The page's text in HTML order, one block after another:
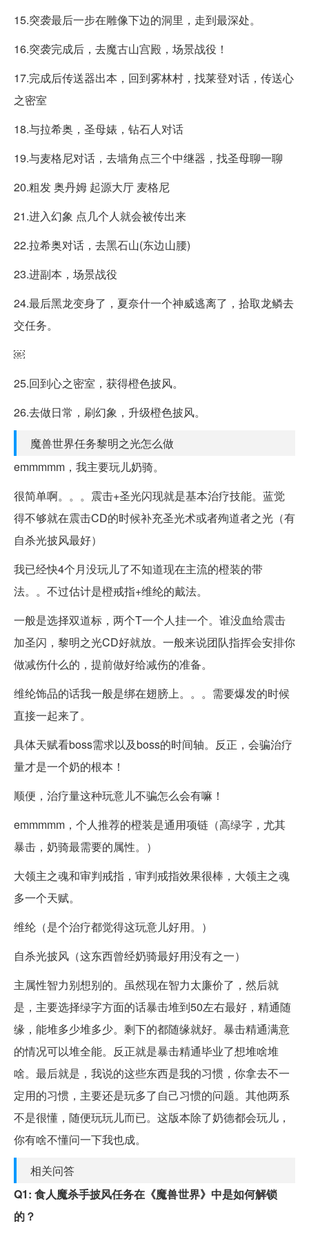
15.突袭最后一步在雕像下边的洞里，走到最深处。
16.突袭完成后，去魔古山宫殿，场景战役！
17.完成后传送器出本，回到雾林村，找莱登对话，传送心
之密室
18.与拉希奥，圣母婊，钻石人对话
19.与麦格尼对话，去墙角点三个中继器，找圣母聊一聊
20.粗发 奥丹姆 起源大厅 麦格尼
21.进入幻象 点几个人就会被传出来
22.拉希奥对话，去黑石山(东边山腰)
23.进副本，场景战役
24.最后黑龙变身了，夏奈什一个神威逃离了，拾取龙鳞去
交任务。
￼
25.回到心之密室，获得橙色披风。
26.去做日常，刷幻象，升级橙色披风。
魔兽世界任务黎明之光怎么做
emmmmm，我主要玩儿奶骑。
很简单啊。。。震击+圣光闪现就是基本治疗技能。蓝觉
得不够就在震击CD的时候补充圣光术或者殉道者之光（有
自杀光披风最好）
我已经快4个月没玩儿了不知道现在主流的橙装的带
法。。不过估计是橙戒指+维纶的戴法。
一般是选择双道标，两个T一个人挂一个。谁没血给震击
加圣闪，黎明之光CD好就放。一般来说团队指挥会安排你
做减伤什么的，提前做好给减伤的准备。
维纶饰品的话我一般是绑在翅膀上。。。需要爆发的时候
直接一起来了。
具体天赋看boss需求以及boss的时间轴。反正，会骗治疗
量才是一个奶的根本！
顺便，治疗量这种玩意儿不骗怎么会有嘛！
emmmmm，个人推荐的橙装是通用项链（高绿字，尤其
暴击，奶骑最需要的属性。）
大领主之魂和审判戒指，审判戒指效果很棒，大领主之魂
多一个天赋。
维纶（是个治疗都觉得这玩意儿好用。）
自杀光披风（这东西曾经奶骑最好用没有之一）
主属性智力别想别的。虽然现在智力太廉价了，然后就
是，主要选择绿字方面的话暴击堆到50左右最好，精通随
缘，能堆多少堆多少。剩下的都随缘就好。暴击精通满意
的情况可以堆全能。反正就是暴击精通毕业了想堆啥堆
啥。最后就是，我说的这些东西是我的习惯，你拿去不一
定用的习惯，主要还是玩多了自己习惯的问题。其他两系
不是很懂，随便玩玩儿而已。这版本除了奶德都会玩儿，
你有啥不懂问一下我也成。
相关问答
Q1: 食人魔杀手披风任务在《魔兽世界》中是如何解锁
的？